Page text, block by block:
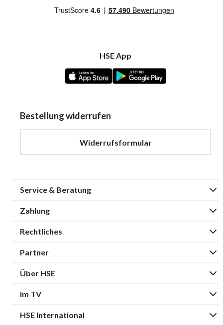
HSE App
Bestellung widerrufen
Widerrufsformular
Service & Beratung
Zahlung
Rechtliches
Partner
Über HSE
Im TV
HSE International